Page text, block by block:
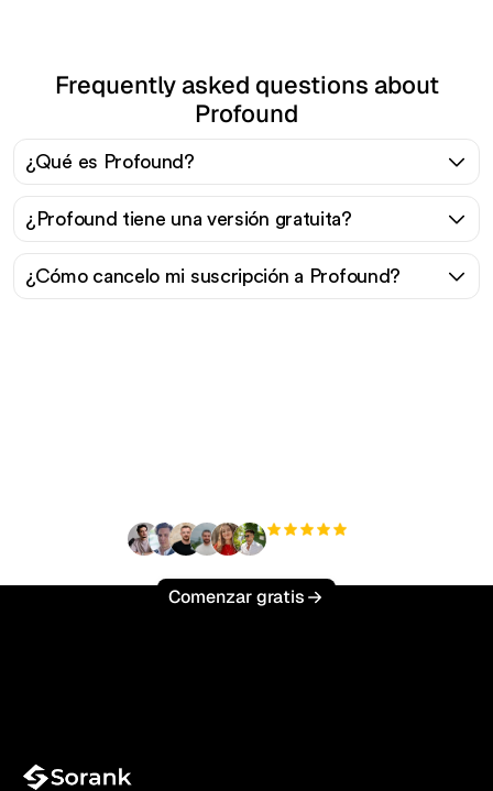
Frequently asked questions about
Profound
¿Qué es Profound?
¿Profound tiene una versión gratuita?
¿Cómo cancelo mi suscripción a Profound?
Comenzar gratis